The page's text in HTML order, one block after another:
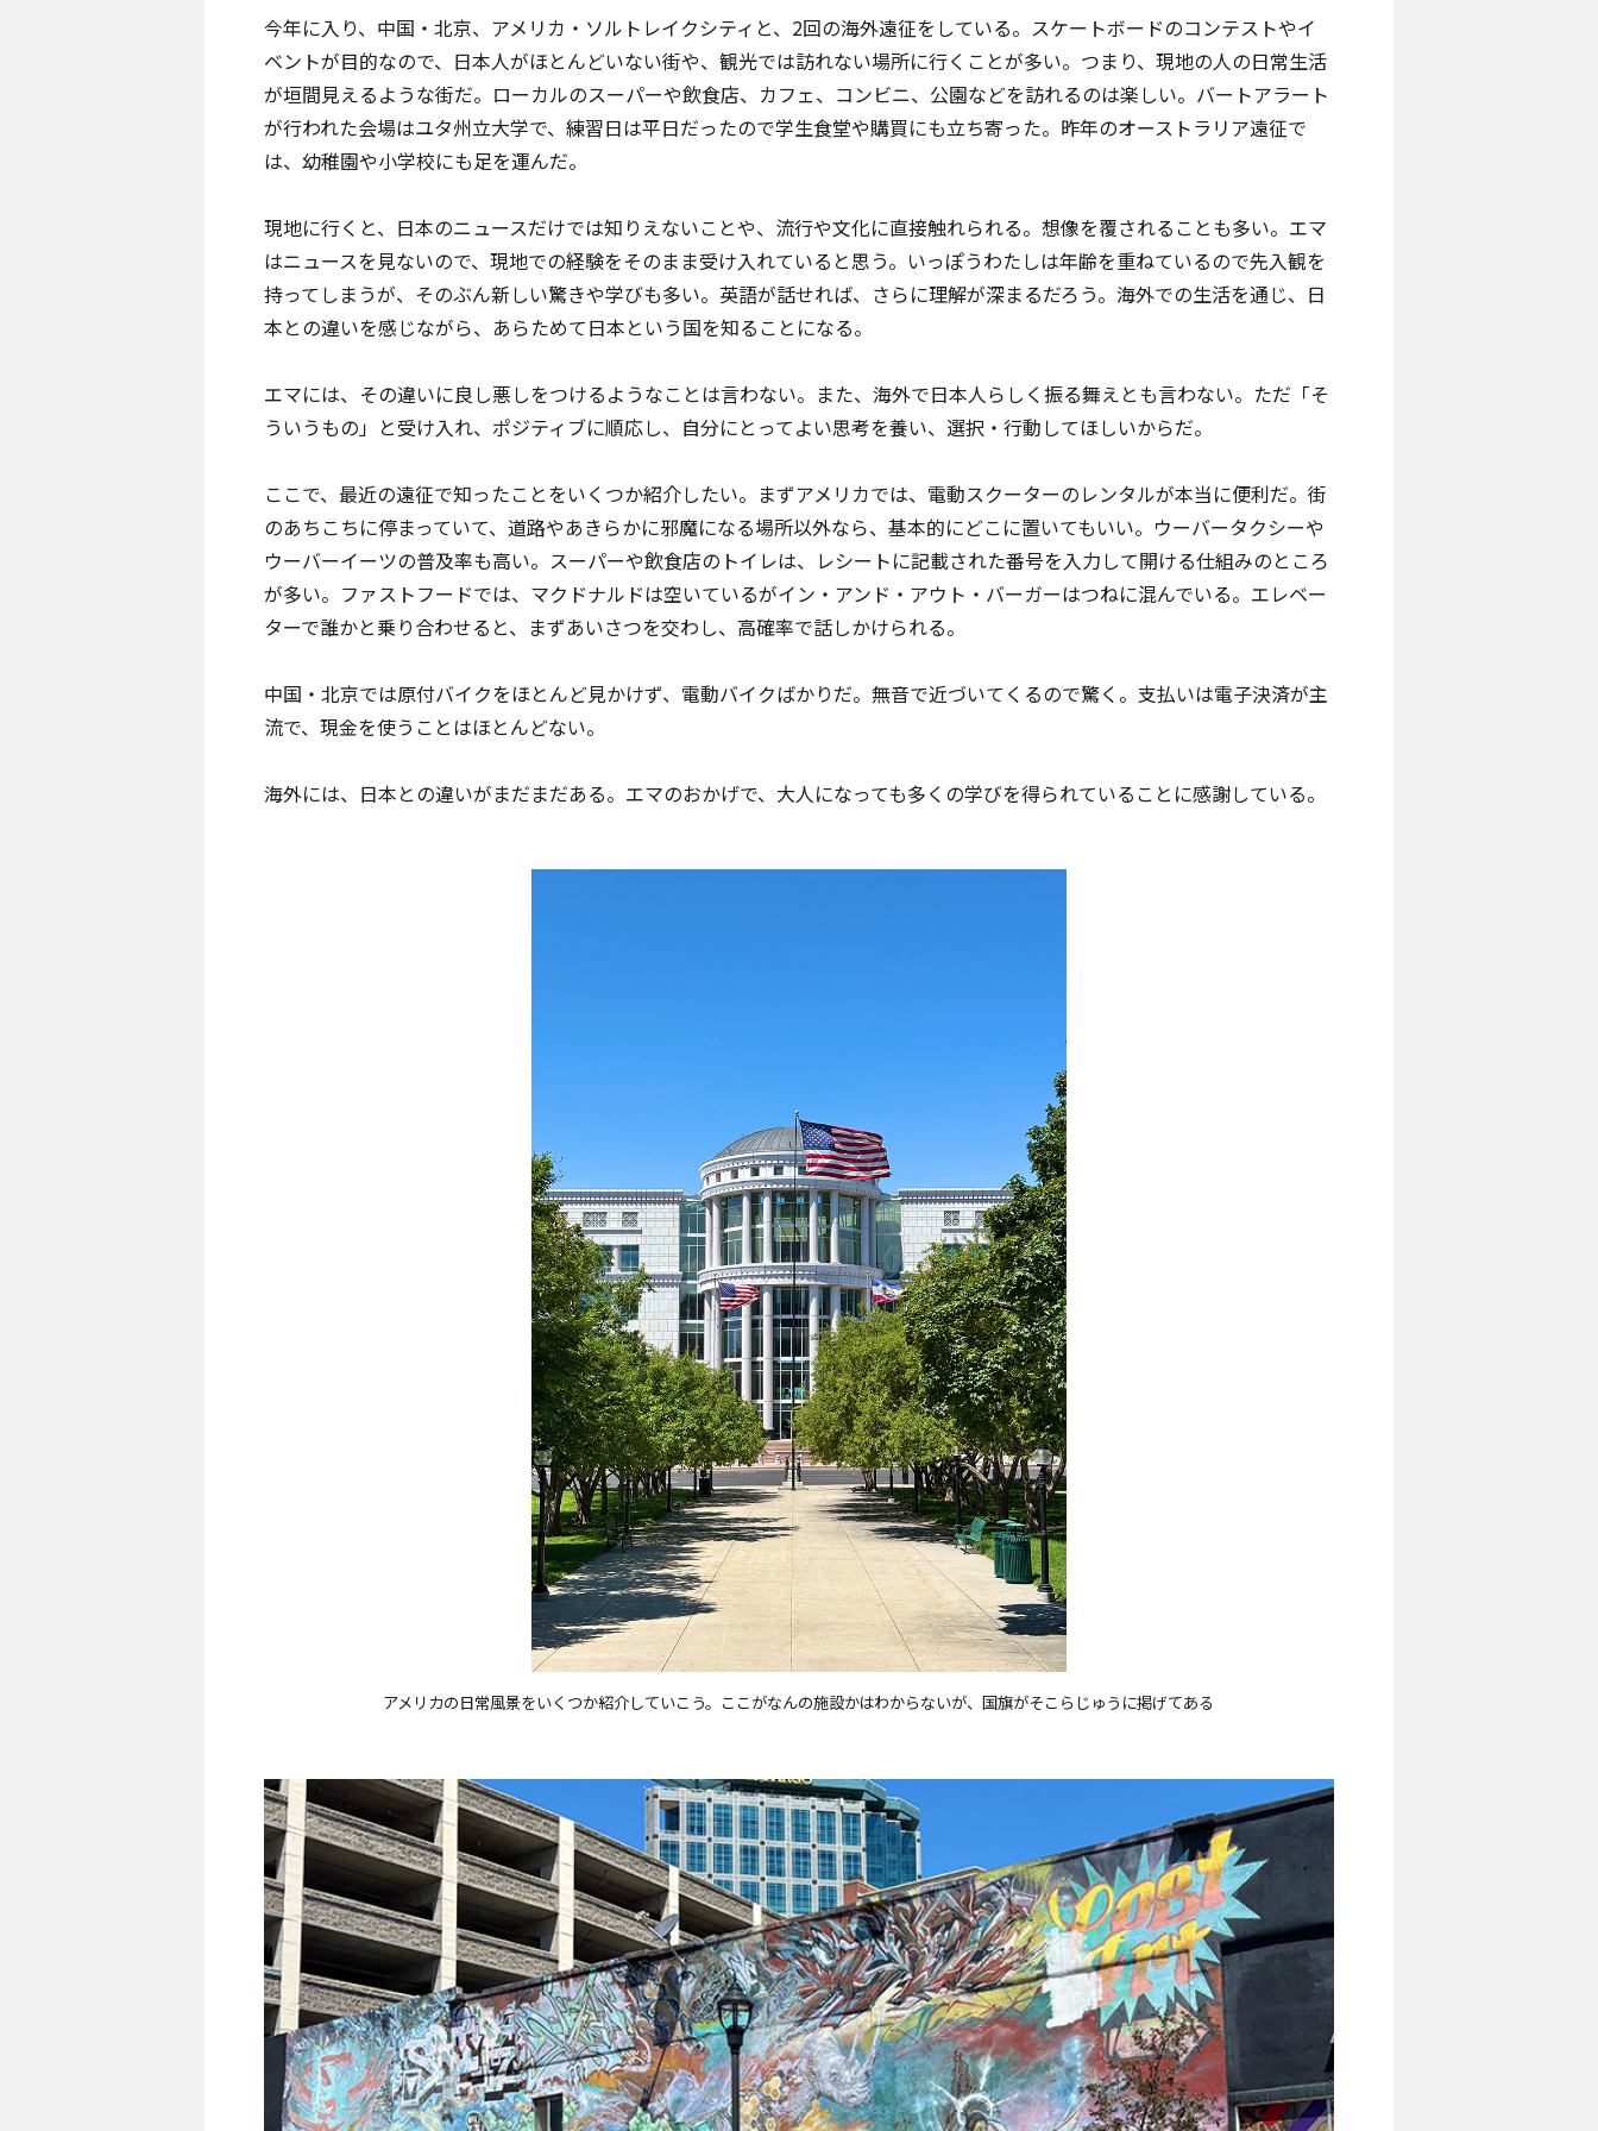
今年に入り、中国・北京、アメリカ・ソルトレイクシティと、2回の海外遠征をしている。スケートボードのコンテストやイ
ベントが目的なので、日本人がほとんどいない街や、観光では訪れない場所に行くことが多い。つまり、現地の人の日常生活
が垣間見えるような街だ。ローカルのスーパーや飲食店、カフェ、コンビニ、公園などを訪れるのは楽しい。バートアラート
が行われた会場はユタ州立大学で、練習日は平日だったので学生食堂や購買にも立ち寄った。 昨年のオーストラリア遠征で
は、幼稚園や小学校にも足を運んだ。
現地に行くと、日本のニュースだけでは知りえないことや、流行や文化に直接触れられる。想像を覆されることも多い。エマ
はニュースを見ないので、現地での経験をそのまま受け入れていると思う。いっぽうわたしは年齢を重ねているので先入観を
持ってしまうが、そのぶん新しい驚きや学びも多い。英語が話せれば、さらに理解が深まるだろう。海外での生活を通じ、日
本との違いを感じながら、あらためて日本という国を知ることになる。
エマには、その違いに良し悪しをつけるようなことは言わない。また、海外で日本人らしく振る舞えとも言わない。ただ「そ
ういうもの」と受け入れ、ポジティブに順応し、自分にとってよい思考を養い、選択・行動してほしいからだ。
ここで、最近の遠征で知ったことをいくつか紹介したい。まずアメリカでは、電動スクーターのレンタルが本当に便利だ。街
のあちこちに停まっていて、道路やあきらかに邪魔になる場所以外なら、基本的にどこに置いてもいい。ウーバータクシーや
ウーバーイーツの普及率も高い。スーパーや飲食店のトイレは、レシートに記載された番号を入力して開ける仕組みのところ
が多い。ファストフードでは、マクドナルドは空いているがイン・アンド・アウト・バーガーはつねに混んでいる。エレベー
ターで誰かと乗り合わせると、まずあいさつを交わし、高確率で話しかけられる。
中国・北京では原付バイクをほとんど見かけず、電動バイクばかりだ。無音で近づいてくるので驚く。支払いは電子決済が主
流で、現金を使うことはほとんどない。
海外には、日本との違いがまだまだある。エマのおかげで、大人になっても多くの学びを得られていることに感謝している。
アメリカの日常風景をいくつか紹介していこう。ここがなんの施設かはわからないが、国旗がそこらじゅうに掲げてある